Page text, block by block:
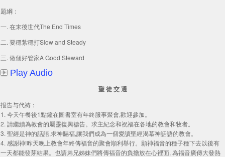
題綱：
一. 在末後世代The End Times
二. 要穩紮穩打Slow and Steady
三. 做個好管家A Good Steward
Play Audio
聖 徒 交 通
报告与代祷：
1. 今天午餐後1點鐘在圖書室有年終服事聚會,歡迎參加。
2. 請繼續為教會的屬靈復興禱告。求主紀念和祝福在各地的教會和牧者。
3. 聖經是神的話語,求神賜福,讓我們成為一個愛讀聖經渴慕神話語的教會。
4. 感謝神!昨天晚上教會年終傳福音的聚會順利舉行。願神福音的種子種下去以後有
一天都能發芽結果。也請弟兄姊妹們將傳福音的負擔放在心裡面, 為福音廣傳大發熱